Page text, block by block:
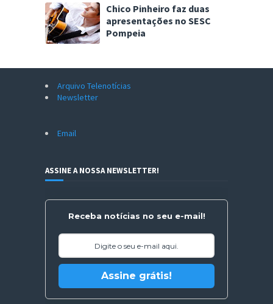
Chico Pinheiro faz duas
apresentações no SESC
Pompeia
Arquivo Telenotícias
Newsletter
Email
ASSINE A NOSSA NEWSLETTER!
Receba notícias no seu e-mail!
Assine grátis!